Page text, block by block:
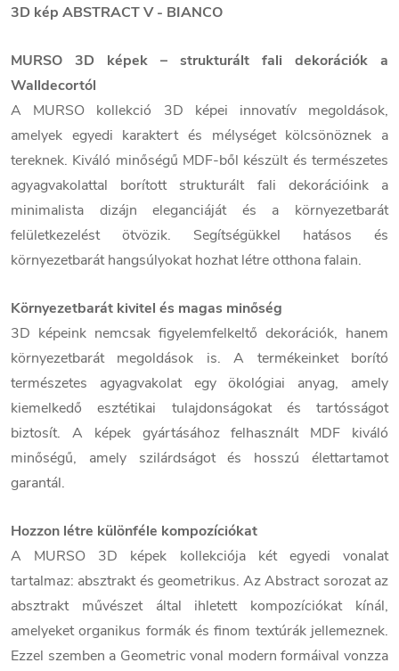
3D kép ABSTRACT V - BIANCO
MURSO 3D képek – strukturált fali dekorációk a
Walldecortól
A MURSO kollekció 3D képei innovatív megoldások,
amelyek egyedi karaktert és mélységet kölcsönöznek a
tereknek. Kiváló minőségű MDF-ből készült és természetes
agyagvakolattal borított strukturált fali dekorációink a
minimalista dizájn eleganciáját és a környezetbarát
felületkezelést ötvözik. Segítségükkel hatásos és
környezetbarát hangsúlyokat hozhat létre otthona falain.
Környezetbarát kivitel és magas minőség
3D képeink nemcsak figyelemfelkeltő dekorációk, hanem
környezetbarát megoldások is. A termékeinket borító
természetes agyagvakolat egy ökológiai anyag, amely
kiemelkedő esztétikai tulajdonságokat és tartósságot
biztosít. A képek gyártásához felhasznált MDF kiváló
minőségű, amely szilárdságot és hosszú élettartamot
garantál.
Hozzon létre különféle kompozíciókat
A MURSO 3D képek kollekciója két egyedi vonalat
tartalmaz: absztrakt és geometrikus. Az Abstract sorozat az
absztrakt művészet által ihletett kompozíciókat kínál,
amelyeket organikus formák és finom textúrák jellemeznek.
Ezzel szemben a Geometric vonal modern formáival vonzza